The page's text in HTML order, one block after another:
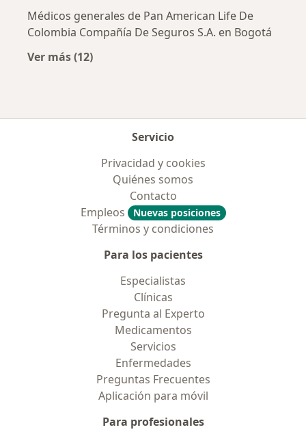
Médicos generales de Pan American Life De
Colombia Compañía De Seguros S.A. en Bogotá
Ver más (12)
Servicio
Privacidad y cookies
Quiénes somos
Contacto
Empleos
Nuevas posiciones
Términos y condiciones
Para los pacientes
Especialistas
Clínicas
Pregunta al Experto
Medicamentos
Servicios
Enfermedades
Preguntas Frecuentes
Aplicación para móvil
Para profesionales